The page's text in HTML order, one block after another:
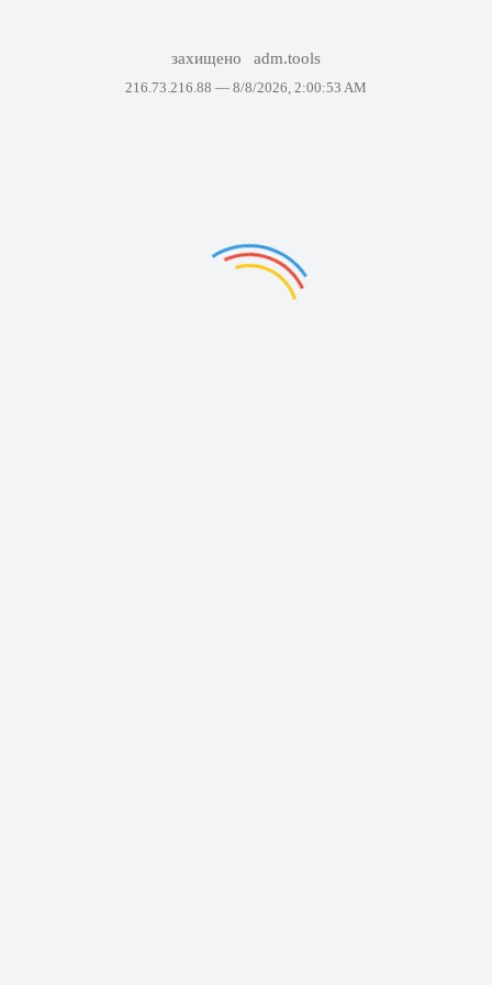
захищено adm.tools
216.73.216.88 — 8/8/2026, 2:00:53 AM